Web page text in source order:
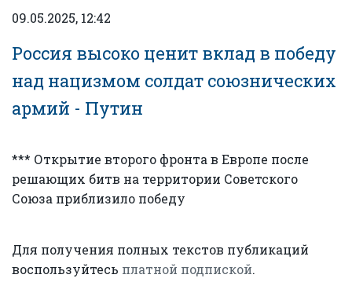
09.05.2025, 12:42
Россия высоко ценит вклад в победу
над нацизмом солдат союзнических
армий - Путин
*** Открытие второго фронта в Европе после
решающих битв на территории Советского
Союза приблизило победу
Для получения полных текстов публикаций
воспользуйтесь платной подпиской.